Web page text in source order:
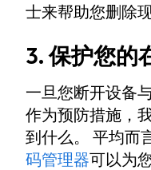
士来帮助您删除
3. 保护您的
一旦您断开设备
作为预防措施，
到什么。 平均而
码管理器可以为